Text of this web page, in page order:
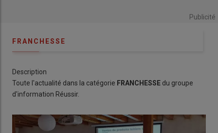
Publicité
FRANCHESSE
Description
Toute l'actualité dans la catégorie FRANCHESSE du groupe
d'information Réussir.